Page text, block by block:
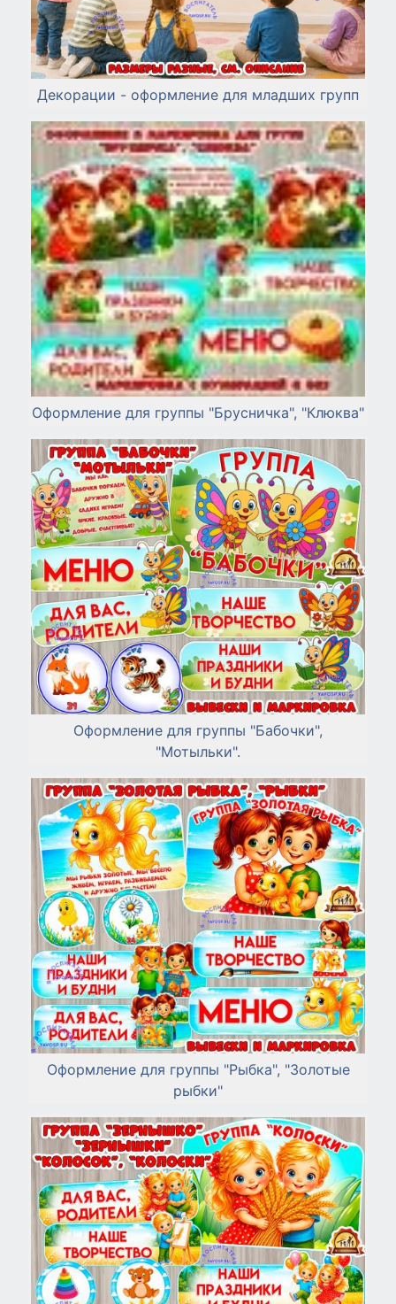
Декорации - оформление для младших групп
Оформление для группы "Брусничка", "Клюква"
Оформление для группы "Бабочки",
"Мотыльки".
Оформление для группы "Рыбка", "Золотые
рыбки"